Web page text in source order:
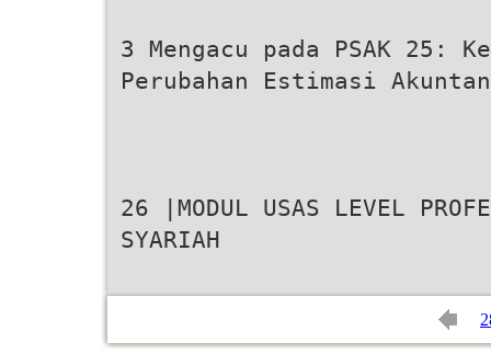
3 Mengacu pada PSAK 25:
Perubahan Estimasi
26 |MODUL USAS LEVEL
SYARIAH